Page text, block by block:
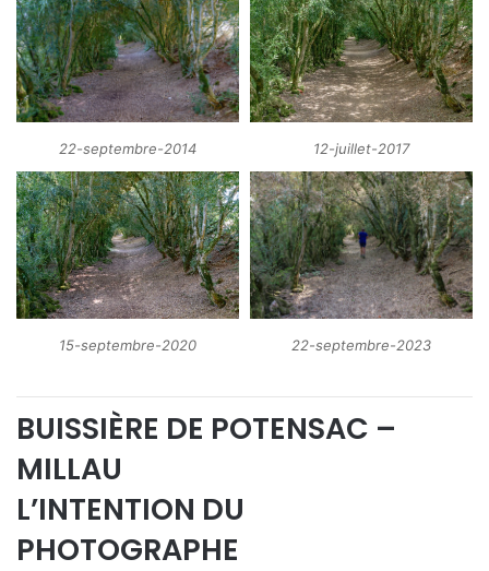
22-septembre-2014 12-juillet-2017
15-septembre-2020 22-septembre-2023
BUISSIÈRE DE POTENSAC –
MILLAU
L’INTENTION DU
PHOTOGRAPHE